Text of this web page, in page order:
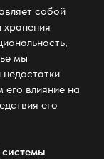
собой
мы
его влияние на
его